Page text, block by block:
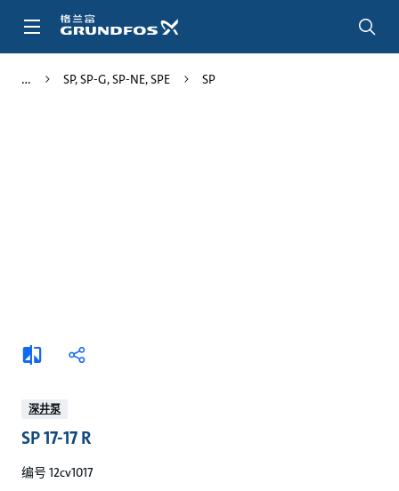
SP, SP-G, SP-NE, SPE SP
添
加
较
分
深井泵
SP 17-17 R
编号 12cv1017